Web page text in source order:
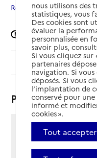
Rechercher les
Signaler une erreur
Sommaire
Présentation
Rue Saint Jacques
BP 20
nous utilisons des
statistiques, vous
Des cookies sont
évaluer la
personnalisée en
savoir plus,
Si vous cliquez
partenaires
navigation. Si
déposés. Si vous
l’implantation de
conservé pour
informé et
cookies ».
Tout accepter